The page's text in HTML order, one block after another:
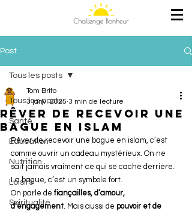
Post
Tous les posts
Santé
Education
Nutrition
Loisirs
Spiritualité
Tous les posts
Rêver de recevoir une
bague en islam
Tom Brito
3 janv. 2025 3 min de lecture
Rêver de recevoir une bague en islam, c’est
comme ouvrir un cadeau mystérieux. On ne
sait jamais vraiment ce qui se cache derrière.
La bague, c’est un symbole fort.
On parle de fiançailles, d’amour,
d’engagement. Mais aussi de pouvoir et de